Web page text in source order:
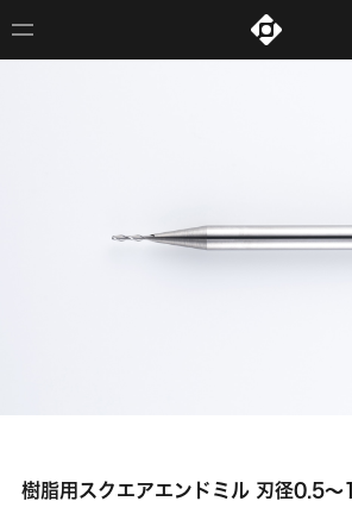
樹脂用スクエアエンドミル 刃径0.5